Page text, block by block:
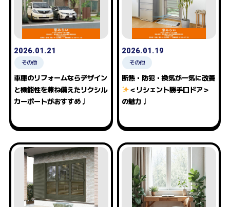
2026.01.21
その他
車庫のリフォームならデザイン
と機能性を兼ね備えたリクシル
カーポートがおすすめ♩
2026.01.19
その他
断熱・防犯・換気が一気に改善
＜リシェント勝手口ドア＞
の魅力♩